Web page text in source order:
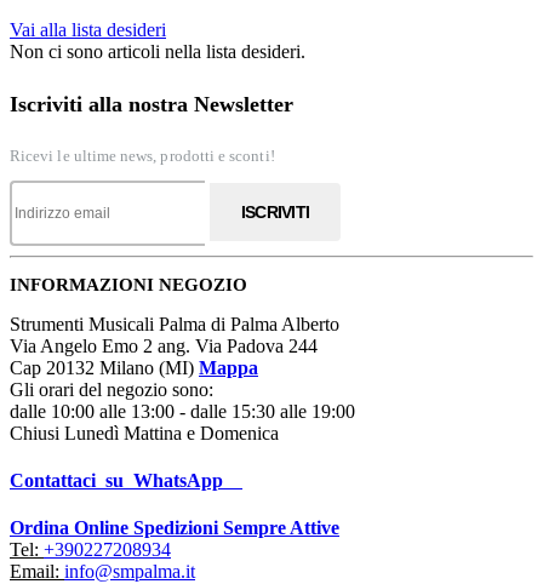
Vai alla lista desideri
Non ci sono articoli nella lista desideri.
Iscriviti alla nostra Newsletter
Ricevi le ultime news, prodotti e sconti!
ISCRIVITI
INFORMAZIONI NEGOZIO
Strumenti Musicali Palma di Palma Alberto
Via Angelo Emo 2 ang. Via Padova 244
Cap 20132 Milano (MI) Mappa
Gli orari del negozio sono:
dalle 10:00 alle 13:00 - dalle 15:30 alle 19:00
Chiusi Lunedì Mattina e Domenica
Contattaci su WhatsApp
Ordina Online Spedizioni Sempre Attive
Tel: +390227208934
Email: info@smpalma.it